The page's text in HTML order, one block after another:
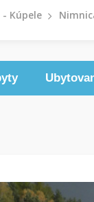
Kúpele